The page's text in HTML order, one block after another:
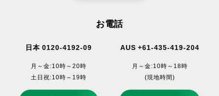
お電話
日本 0120-4192-09
月～金:10時～20時
土日祝:10時～19時
AUS +61-435-419-204
月～金:10時～18時
(現地時間)